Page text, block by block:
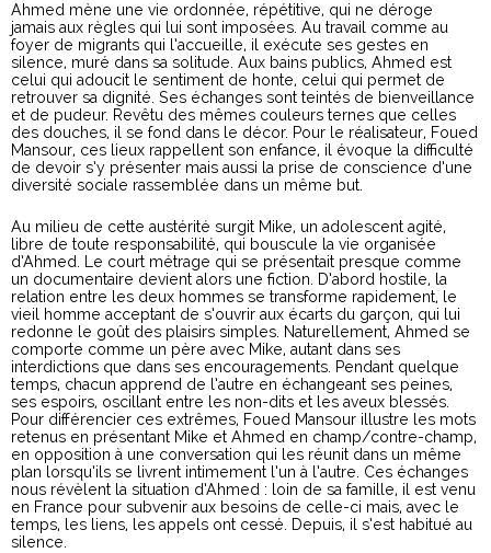
Ahmed mène une vie ordonnée, répétitive, qui ne déroge
jamais aux règles qui lui sont imposées. Au travail comme au
foyer de migrants qui l’accueille, il exécute ses gestes en
silence, muré dans sa solitude. Aux bains publics, Ahmed est
celui qui adoucit le sentiment de honte, celui qui permet de
retrouver sa dignité. Ses échanges sont teintés de bienveillance
et de pudeur. Revêtu des mêmes couleurs ternes que celles
des douches, il se fond dans le décor. Pour le réalisateur, Foued
Mansour, ces lieux rappellent son enfance, il évoque la difficulté
de devoir s’y présenter mais aussi la prise de conscience d’une
diversité sociale rassemblée dans un même but.
Au milieu de cette austérité surgit Mike, un adolescent agité,
libre de toute responsabilité, qui bouscule la vie organisée
d’Ahmed. Le court métrage qui se présentait presque comme
un documentaire devient alors une fiction. D’abord hostile, la
relation entre les deux hommes se transforme rapidement, le
vieil homme acceptant de s’ouvrir aux écarts du garçon, qui lui
redonne le goût des plaisirs simples. Naturellement, Ahmed se
comporte comme un père avec Mike, autant dans ses
interdictions que dans ses encouragements. Pendant quelque
temps, chacun apprend de l’autre en échangeant ses peines,
ses espoirs, oscillant entre les non-dits et les aveux blessés.
Pour différencier ces extrêmes, Foued Mansour illustre les mots
retenus en présentant Mike et Ahmed en champ/contre-champ,
en opposition à une conversation qui les réunit dans un même
plan lorsqu’ils se livrent intimement l’un à l’autre. Ces échanges
nous révèlent la situation d’Ahmed : loin de sa famille, il est venu
en France pour subvenir aux besoins de celle-ci mais, avec le
temps, les liens, les appels ont cessé. Depuis, il s’est habitué au
silence.